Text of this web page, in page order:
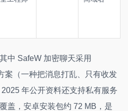
中 SafeW 加密聊天采用
案（一种把消息打乱、只有收发
年公开资料还支持私有服务
盖，安卓安装包约 72 MB，是